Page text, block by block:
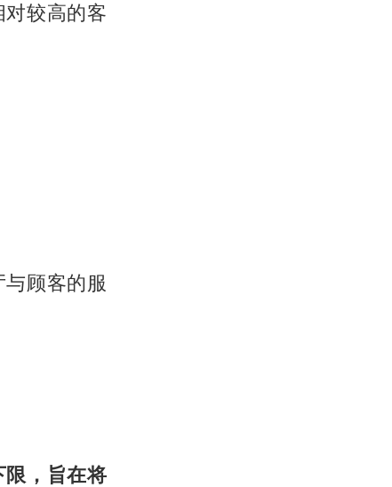
较高的客
顾客的服
，旨在将